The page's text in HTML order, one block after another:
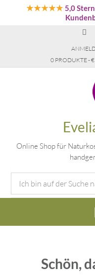
★★★★★5,0
0 PRODUKTE -
Online Shop für
Schön,